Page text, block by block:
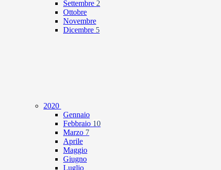
Settembre 2
Ottobre
Novembre
Dicembre 5
2020
Gennaio
Febbraio 10
Marzo 7
Aprile
Maggio
Giugno
Luglio